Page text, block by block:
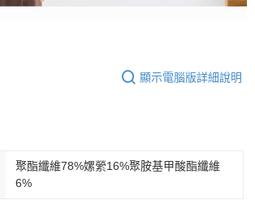
顯示電腦版詳細說明
聚酯纖維78%嫘縈16%聚胺基甲酸酯纖維
6%